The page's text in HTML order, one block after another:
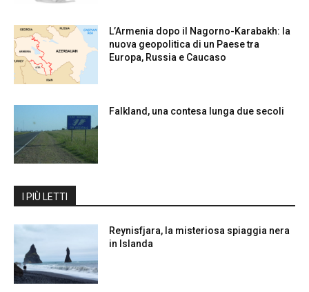
L’Armenia dopo il Nagorno-Karabakh: la
nuova geopolitica di un Paese tra
Europa, Russia e Caucaso
Falkland, una contesa lunga due secoli
I PIÙ LETTI
Reynisfjara, la misteriosa spiaggia nera
in Islanda